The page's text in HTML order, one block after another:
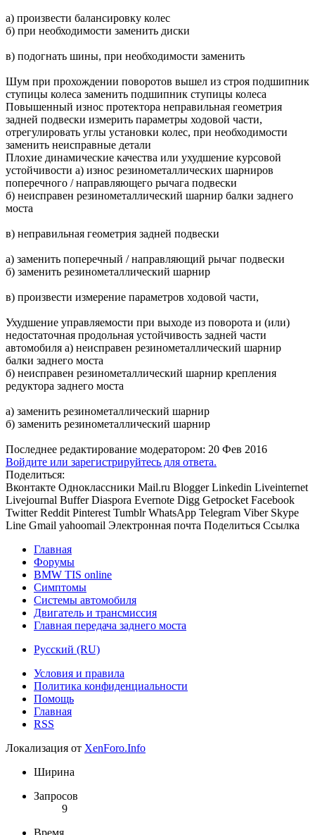
а) произвести балансировку колес
б) при необходимости заменить диски
в) подогнать шины, при необходимости заменить
Шум при прохождении поворотов вышел из строя подшипник
ступицы колеса заменить подшипник ступицы колеса
Повышенный износ протектора неправильная геометрия
задней подвески измерить параметры ходовой части,
отрегулировать углы установки колес, при необходимости
заменить неисправные детали
Плохие динамические качества или ухудшение курсовой
устойчивости а) износ резинометаллических шарниров
поперечного / направляющего рычага подвески
б) неисправен резинометаллический шарнир балки заднего
моста
в) неправильная геометрия задней подвески
а) заменить поперечный / направляющий рычаг подвески
б) заменить резинометаллический шарнир
в) произвести измерение параметров ходовой части,
Ухудшение управляемости при выходе из поворота и (или)
недостаточная продольная устойчивость задней части
автомобиля а) неисправен резинометаллический шарнир
балки заднего моста
б) неисправен резинометаллический шарнир крепления
редуктора заднего моста
а) заменить резинометаллический шарнир
б) заменить резинометаллический шарнир
Последнее редактирование модератором: 20 Фев 2016
Войдите или зарегистрируйтесь для ответа.
Поделиться:
Вконтакте Одноклассники Mail.ru Blogger Linkedin Liveinternet
Livejournal Buffer Diaspora Evernote Digg Getpocket Facebook
Twitter Reddit Pinterest Tumblr WhatsApp Telegram Viber Skype
Line Gmail yahoomail Электронная почта Поделиться Ссылка
Главная
Форумы
BMW TIS online
Симптомы
Системы автомобиля
Двигатель и трансмиссия
Главная передача заднего моста
Русский (RU)
Условия и правила
Политика конфиденциальности
Помощь
Главная
RSS
Локализация от XenForo.Info
Ширина
Запросов
9